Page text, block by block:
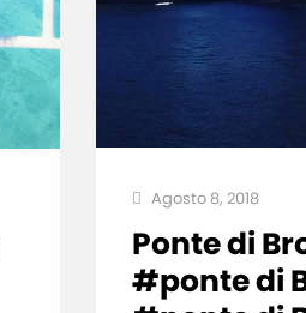
Agosto 8, 2018
Ponte di
#ponte di